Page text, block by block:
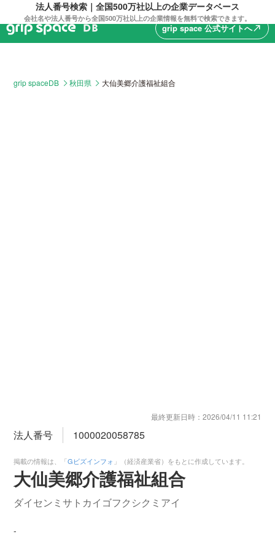
法人番号検索｜全国500万社以上の企業データベース
会社名や法人番号から全国500万社以上の企業情報を無料で検索できます。
grip space 公式サイトへnorth_east
grip spaceDB 秋田県 大仙美郷介護福祉組合
最終更新日時： 2026/04/11 11:21
法人番号 1000020058785
掲載の情報は、「Gビズインフォ 」（経済産業省）をもとに作成しています。
大仙美郷介護福祉組合
ダイセンミサトカイゴフクシクミアイ
-